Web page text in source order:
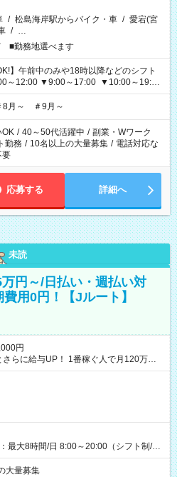
/ 松島海岸駅からバイク・車 / 愛宕(宮
/ …
■勤務地選べます
】午前中のみや18時以降などのシフト
～12:00 ▼9:00～17:00 ▼10:00～19:00
8月～ ＃9月～
OK / 40～50代活躍中 / 副業・Wワーク
勤務 / 10名以上の大量募集 / 電話対応な
要
応募する 詳細へ
未読
円～/日払い・週払い対
用0円！【Jルート】
円
らに給与UP！ 1番稼ぐ人で月120万ほ
＞ ■月収50万
)※元建築関係 1日150個配達×25日勤務
最大8時間/日 8:00～20:00（シフト制/実
（場所次第では週4も有り） ※配達状況
可能性有り ※案件により多少の前後あ
大量募集